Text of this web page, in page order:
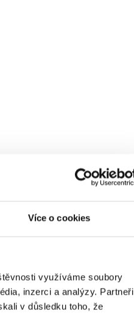
Více o cookies
využíváme soubory
inzerci a analýzy. Partneři
v důsledku toho, že